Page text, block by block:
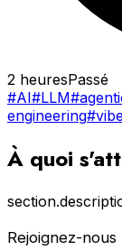
2 heuresPassé
#AI#LLM
engineering
À quoi
Rejoignez-